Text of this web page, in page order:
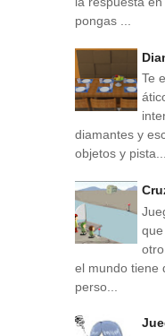
pongas ...
Te
diamantes y
objetos y pista...
el mundo tiene
perso...